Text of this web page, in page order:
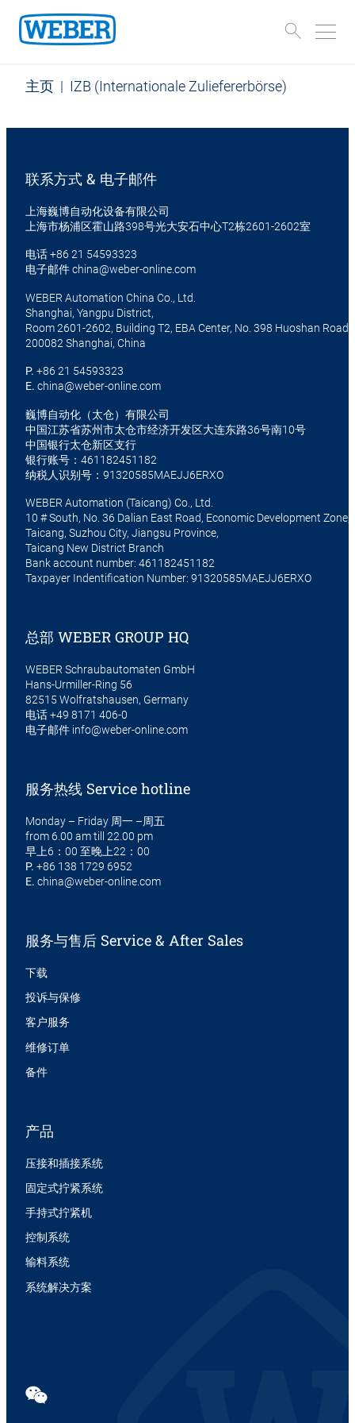
主页 | IZB (Internationale Zuliefererbörse)
联系方式 & 电子邮件
上海巍博自动化设备有限公司
上海市杨浦区霍山路398号光大安石中心T2栋2601-2602室
电话+86 21 54593323
电子邮件china@weber-online.com
WEBER Automation China Co., Ltd.
Shanghai, Yangpu District,
Room 2601-2602, Building T2, EBA Center, No. 398 Huoshan Road
200082 Shanghai, China
P. +86 21 54593323
E. china@weber-online.com
巍博自动化（太仓）有限公司
中国江苏省苏州市太仓市经济开发区大连东路36号南10号
中国银行太仓新区支行
银行账号：461182451182
纳税人识别号：91320585MAEJJ6ERXO
WEBER Automation (Taicang) Co., Ltd.
10 # South, No. 36 Dalian East Road, Economic Development Zone,
Taicang, Suzhou City, Jiangsu Province,
Taicang New District Branch
Bank account number: 461182451182
Taxpayer Indentification Number: 91320585MAEJJ6ERXO
总部 WEBER GROUP HQ
WEBER Schraubautomaten GmbH
Hans-Urmiller-Ring 56
82515 Wolfratshausen, Germany
电话 +49 8171 406-0
电子邮件 info@weber-online.com
服务热线 Service hotline
Monday – Friday 周一 –周五
from 6.00 am till 22.00 pm
早上6：00 至晚上22：00
P. +86 138 1729 6952
E. china@weber-online.com
服务与售后 Service & After Sales
下载
投诉与保修
客户服务
维修订单
备件
产品
压接和插接系统
固定式拧紧系统
手持式拧紧机
控制系统
输料系统
系统解决方案